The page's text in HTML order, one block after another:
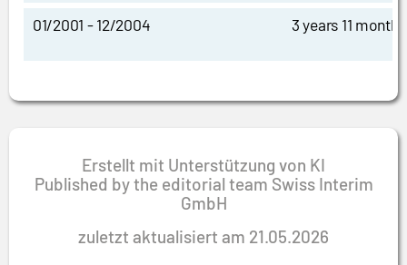
01/2001 - 12/2004 3 years 11 months
Erstellt mit Unterstützung von KI
Published by the editorial team Swiss Interim
GmbH
zuletzt aktualisiert am 21.05.2026